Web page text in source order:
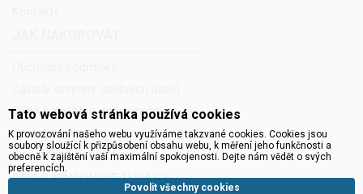
Ceník balného a dopravného
Správa cookies
Reklamace, servis a vrácení
PROČ NAKOUPIT U NÁS?
Tato webová stránka používá cookies
K provozování našeho webu využíváme takzvané cookies. Cookies jsou
soubory sloužící k přizpůsobení obsahu webu, k měření jeho funkčnosti a
obecně k zajištění vaší maximální spokojenosti. Dejte nám vědět o svých
preferencích.
Povolit všechny cookies